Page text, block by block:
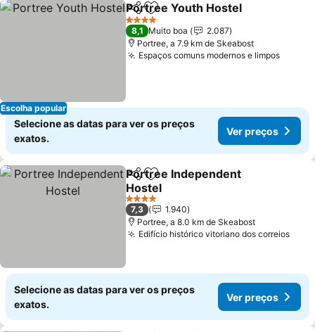
Escolha popular
PartilharAdicionar aos favoritos
Portree Youth Hostel
4 Estrelas
8,1 Muito boa
2.087
Portree, a 7.9 km de Skeabost
Espaços comuns modernos e limposVer
Selecione as datas para ver os preços
exatos.
Ver preços
PartilharAdicionar aos favoritos
Portree Independent
Hostel
Ver preços
4 Estrelas
7,3
1.940
Portree, a 8.0 km de Skeabost
Edifício histórico vitoriano dos correiosVer
Selecione as datas para ver os preços
exatos.
Ver preços